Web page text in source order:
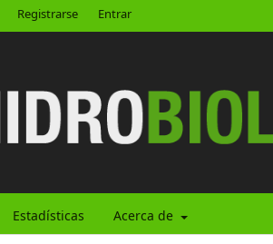
Estadísticas Acerca de
Registrarse Entrar